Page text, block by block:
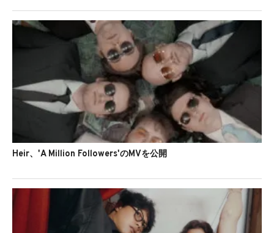
Heir、'A Million Followers'のMVを公開